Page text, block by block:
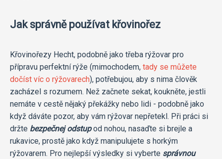
Jak správně používat křovinořez
Křovinořezy Hecht, podobně jako třeba rýžovar pro
přípravu perfektní rýže (mimochodem, tady se můžete
dočíst víc o rýžovarech), potřebujou, aby s nima člověk
zacházel s rozumem. Než začnete sekat, koukněte, jestli
nemáte v cestě nějaký překážky nebo lidi - podobně jako
když dáváte pozor, aby vám rýžovar nepřetekl. Při práci si
držte bezpečnej odstupod nohou, nasaďte si brejle a
rukavice, prostě jako když manipulujete s horkým
rýžovarem. Pro nejlepší výsledky si vyberte správnou